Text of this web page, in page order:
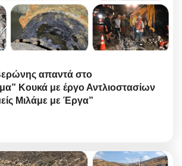
απαντά στο
Κουκά με έργο Αντλιοστασίων
Μιλάμε με Έργα”